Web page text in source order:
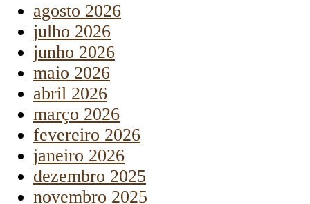
agosto 2026
julho 2026
junho 2026
maio 2026
abril 2026
março 2026
fevereiro 2026
janeiro 2026
dezembro 2025
novembro 2025